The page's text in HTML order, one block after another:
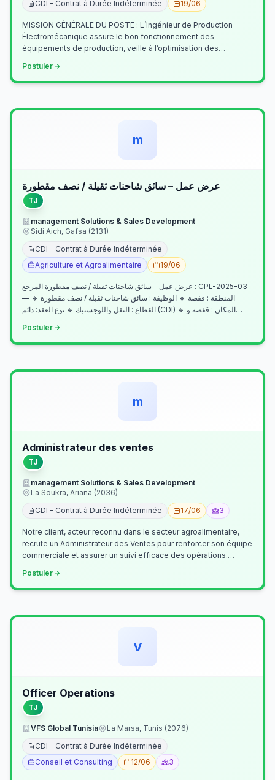
CDI - Contrat à Durée Indéterminée
19/06
MISSION GÉNÉRALE DU POSTE : L’Ingénieur de Production
Électromécanique assure le bon fonctionnement des
équipements de production, veille à l’optimisation des
Postuler
m
عرض عمل – سائق شاحنات ثقيلة / نصف مقطورة
TJ
management Solutions & Sales Development
Sidi Aich, Gafsa (2131)
CDI - Contrat à Durée Indéterminée
Agriculture et Agroalimentaire
19/06
عرض عمل – سائق شاحنات ثقيلة / نصف مقطورة المرجع : CPL-2025-03
— المنطقة : قفصة 🔹 الوظيفة : سائق شاحنات ثقيلة / نصف مقطورة 🔹
القطاع : النقل واللوجستيك 🔹 نوع العقد: دائم (CDI) 🔹 المكان : قفصة و…
Postuler
m
Administrateur des ventes
TJ
management Solutions & Sales Development
La Soukra, Ariana (2036)
CDI - Contrat à Durée Indéterminée
17/06 3
Notre client, acteur reconnu dans le secteur agroalimentaire,
recrute un Administrateur des Ventes pour renforcer son équipe
commerciale et assurer un suivi efficace des opérations.
Postuler
V
Officer Operations
TJ
VFS Global Tunisia
La Marsa, Tunis (2076)
CDI - Contrat à Durée Indéterminée
Conseil et Consulting
12/06 3